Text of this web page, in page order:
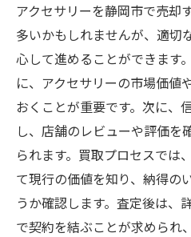
アクセサリーを静岡市で売却
多いかもしれませんが、適切
心して進めることができます
に、アクセサリーの市場価値
おくことが重要です。次に、
し、店舗のレビューや評価を
られます。買取プロセスでは
て現行の価値を知り、納得の
うか確認します。査定後は、
で契約を結ぶことが求められ